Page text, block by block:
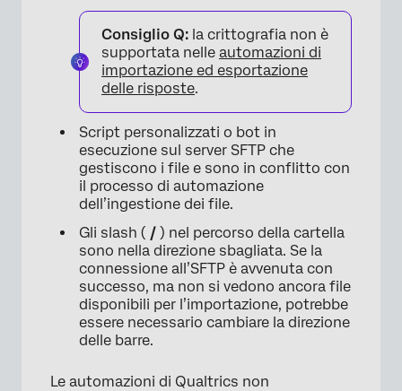
Consiglio Q: la crittografia non è
supportata nelle automazioni di
importazione ed esportazione
delle risposte.
Script personalizzati o bot in
esecuzione sul server SFTP che
gestiscono i file e sono in conflitto con
il processo di automazione
dell’ingestione dei file.
Gli slash ( / ) nel percorso della cartella
sono nella direzione sbagliata. Se la
connessione all’SFTP è avvenuta con
successo, ma non si vedono ancora file
disponibili per l’importazione, potrebbe
essere necessario cambiare la direzione
delle barre.
Le automazioni di Qualtrics non